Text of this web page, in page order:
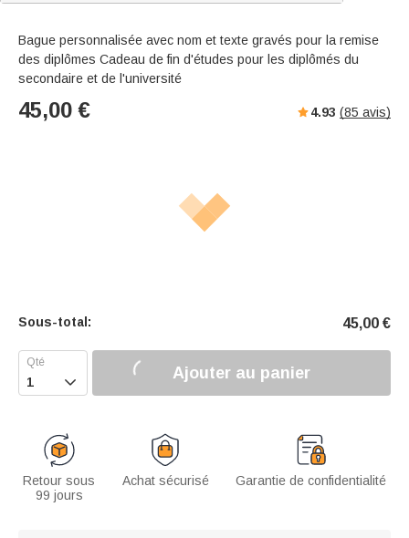
Bague personnalisée avec nom et texte gravés pour la remise
des diplômes Cadeau de fin d'études pour les diplômés du
secondaire et de l'université
45,00 € 4.93 (85 avis)
Sous-total: 45,00 €
 Ajouter au panier
Retour sous
99 jours
Achat sécurisé Garantie de confidentialité